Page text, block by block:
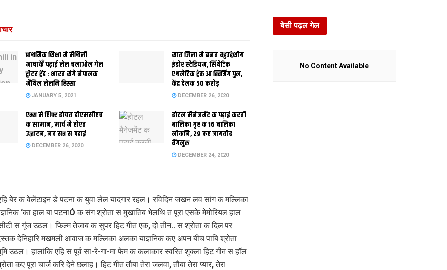
प्राथमिक शि‍क्षा मे मैथि‍ली
भाषाकेँ पढ़ाई लेल चलाओल गेल
ट्वीटर ट्रेंड : भारत संगे नेपालक
मैथिल लेलनि हिस्सा
JANUARY 5, 2021
सात जिला मे बनत बहुउद्देशीय
इंडोर स्‍टेडि‍यम, सिंथेटिक
एथलेटिक ट्रेक आ स्विमिंग पुल,
केंद्र देलक 50 करोड़
DECEMBER 26, 2020
एम्स मे शिफ्ट होयत डीएमसीएच
क सामान, मार्च मे होएत
उद्घाटन, नव सत्र स पढाई
DECEMBER 26, 2020
होटल मैनेजमेंट क पढ़ाई करती
बालिका गृह क 16 बालिका
लोकनि, 29 कए जायतीह
बेंगलुरु
DECEMBER 24, 2020
बेर क वेलेंटाइन डे पटना क युवा लेल यादगार रहल। रविदिन जखन लव सांग क मल्लिका
‘का हाल बा पटनाÓ क संग श्रोता स मुखातिब भेलथि त पूरा एसके मेमोरियल हाल
स गूंज उठल। फिल्म तेजाब क सुपर हिट गीत एक, दो तीन.. स श्रोता क दिल पर
देनिहारि मखमली आवाज क मल्लिका अलका याज्ञनिक कए अपन बीच पाबि श्रोता
उठल। हालांकि एहि स पूर्व सा-रे-गा-मा फेम क कलाकार स्वरित शुक्ला हिट गीत स हॉल
कए पूरा चार्ज करि देने छलाह। हिट गीत तौबा तेरा जलवा, तौबा तेरा प्यार, तेरा
बेसी पढ़ल गेल
No Content Available